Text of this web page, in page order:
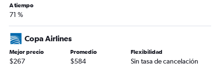
A tiempo
71 %
Copa Airlines
Mejor precio
$267
Promedio
$584
Flexibilidad
Sin tasa de cancelación